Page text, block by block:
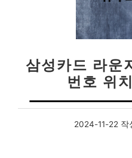
삼성카드 라운
번호 위
2024-11-22 작